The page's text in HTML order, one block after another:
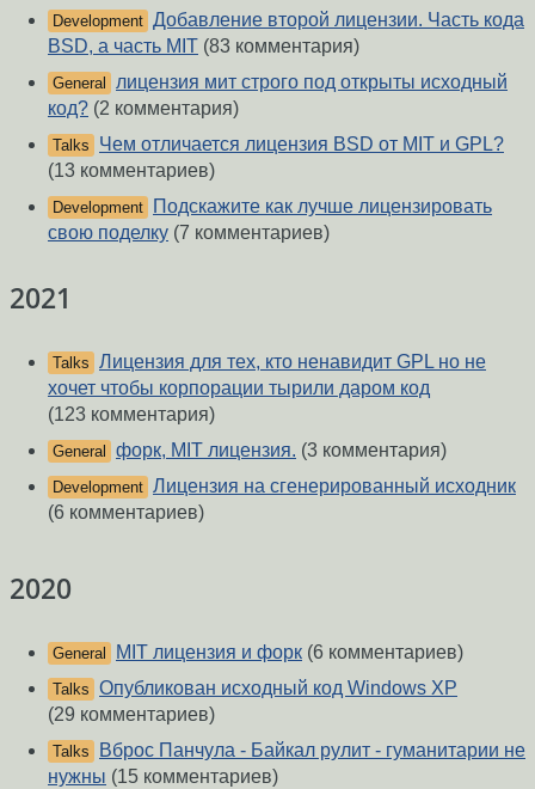
Development Добавление второй лицензии. Часть кода
BSD, а часть MIT (83 комментария)
General
лицензия мит строго под открыты исходный
код? (2 комментария)
Talks
Чем отличается лицензия BSD от MIT и GPL?
(13 комментариев)
Development
Подскажите как лучше лицензировать
свою поделку (7 комментариев)
2021
Talks Лицензия для тех, кто ненавидит GPL но не
хочет чтобы корпорации тырили даром код
(123 комментария)
General форк, MIT лицензия. (3 комментария)
Development Лицензия на сгенерированный исходник
(6 комментариев)
2020
General MIT лицензия и форк (6 комментариев)
Talks Опубликован исходный код Windows XP
(29 комментариев)
Talks
Вброс Панчула - Байкал рулит - гуманитарии не
нужны (15 комментариев)